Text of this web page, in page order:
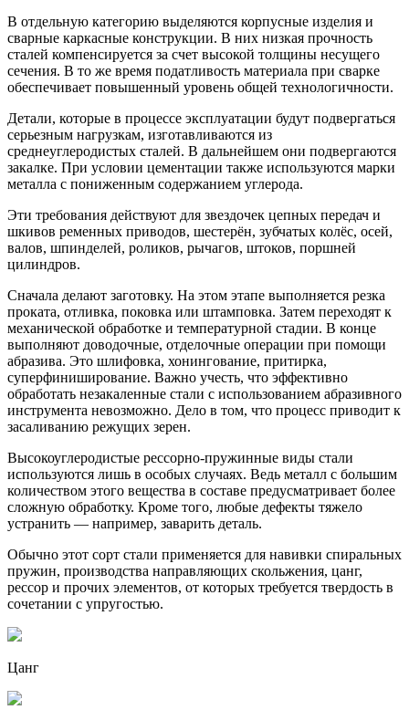
В отдельную категорию выделяются корпусные изделия и
сварные каркасные конструкции. В них низкая прочность
сталей компенсируется за счет высокой толщины несущего
сечения. В то же время податливость материала при сварке
обеспечивает повышенный уровень общей технологичности.
Детали, которые в процессе эксплуатации будут подвергаться
серьезным нагрузкам, изготавливаются из
среднеуглеродистых сталей. В дальнейшем они подвергаются
закалке. При условии цементации также используются марки
металла с пониженным содержанием углерода.
Эти требования действуют для звездочек цепных передач и
шкивов ременных приводов, шестерён, зубчатых колёс, осей,
валов, шпинделей, роликов, рычагов, штоков, поршней
цилиндров.
Сначала делают заготовку. На этом этапе выполняется резка
проката, отливка, поковка или штамповка. Затем переходят к
механической обработке и температурной стадии. В конце
выполняют доводочные, отделочные операции при помощи
абразива. Это шлифовка, хонингование, притирка,
суперфиниширование. Важно учесть, что эффективно
обработать незакаленные стали с использованием абразивного
инструмента невозможно. Дело в том, что процесс приводит к
засаливанию режущих зерен.
Высокоуглеродистые рессорно-пружинные виды стали
используются лишь в особых случаях. Ведь металл с большим
количеством этого вещества в составе предусматривает более
сложную обработку. Кроме того, любые дефекты тяжело
устранить — например, заварить деталь.
Обычно этот сорт стали применяется для навивки спиральных
пружин, производства направляющих скольжения, цанг,
рессор и прочих элементов, от которых требуется твердость в
сочетании с упругостью.
Цанг